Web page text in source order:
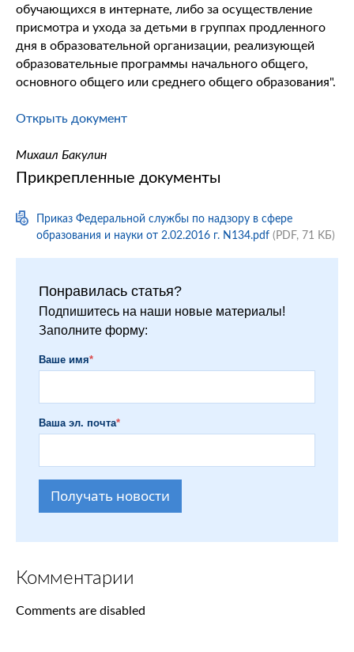
обучающихся в интернате, либо за осуществление
присмотра и ухода за детьми в группах продленного
дня в образовательной организации, реализующей
образовательные программы начального общего,
основного общего или среднего общего образования".
Открыть документ
Михаил Бакулин
Прикрепленные документы
Приказ Федеральной службы по надзору в сфере
образования и науки от 2.02.2016 г. N134.pdf (PDF, 71 KБ)
Понравилась статья?
Подпишитесь на наши новые материалы!
Заполните форму:
Ваше имя*
Ваша эл. почта*
Получать новости
Комментарии
Comments are disabled